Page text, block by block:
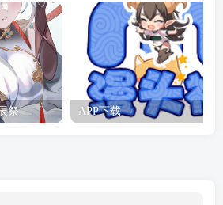
祭 APP下载